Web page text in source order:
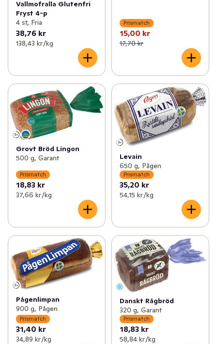
Vallmofralla Glutenfri
Fryst 4-p
4 st, Fria
38,76 kr
138,43 kr /kg
Prismatch
15,00 kr
17,70 kr
Grovt Bröd Lingon
500 g, Garant
Prismatch
18,83 kr
37,66 kr /kg
Levain
650 g, Pågen
Prismatch
35,20 kr
54,15 kr /kg
Pågenlimpan
900 g, Pågen
Prismatch
31,40 kr
34,89 kr /kg
Danskt Rågbröd
320 g, Garant
Prismatch
18,83 kr
58,84 kr /kg